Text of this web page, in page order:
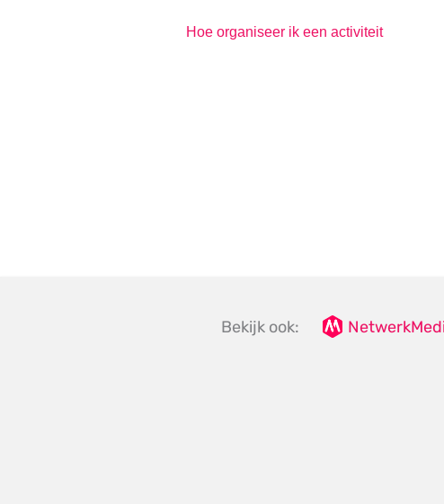
Hoe organiseer ik een activiteit
Bekijk ook: